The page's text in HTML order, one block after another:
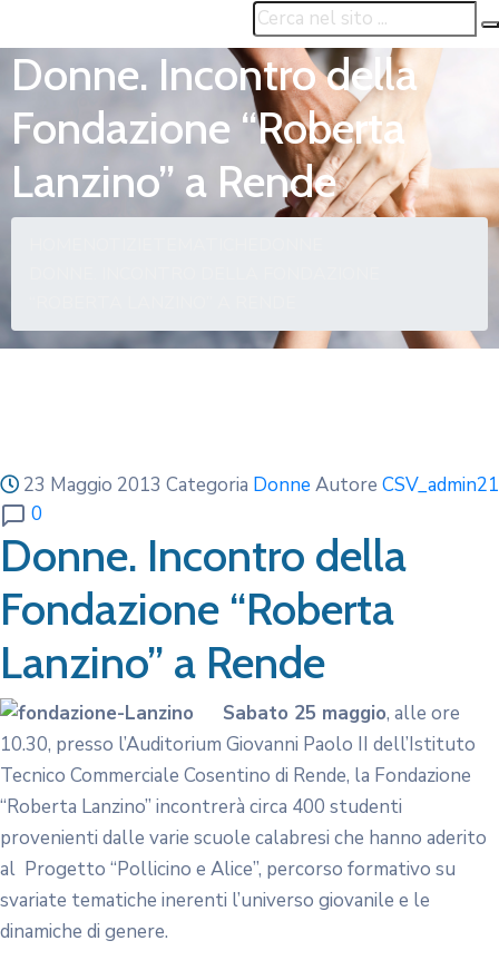
Donne. Incontro della
Fondazione “Roberta
Lanzino” a Rende
23 Maggio 2013 Categoria Donne Autore CSV_admin21
0
Donne. Incontro della
Fondazione “Roberta
Lanzino” a Rende
Sabato 25 maggio, alle ore
10.30, presso l’Auditorium Giovanni Paolo II dell’Istituto
Tecnico Commerciale Cosentino di Rende, la Fondazione
“Roberta Lanzino” incontrerà circa 400 studenti
provenienti dalle varie scuole calabresi che hanno aderito
al Progetto “Pollicino e Alice”, percorso formativo su
svariate tematiche inerenti l’universo giovanile e le
dinamiche di genere.